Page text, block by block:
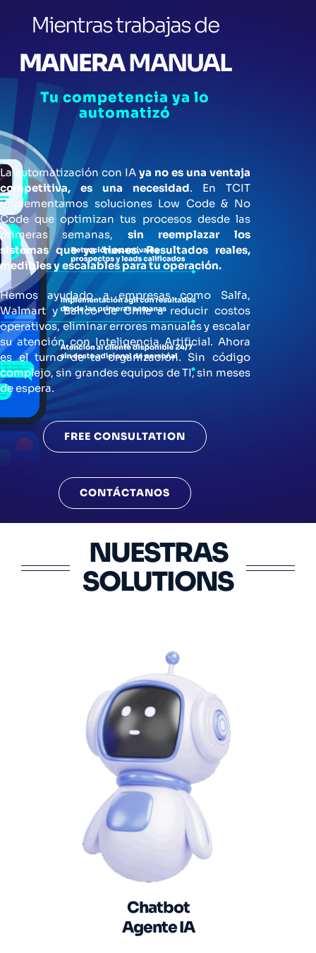
content
Mientras trabajas de
MANERAMANUAL
Tu competencia ya lo
automatizó
La automatización con IA ya no es una ventaja
competitiva, es una necesidad. En TCIT
implementamos soluciones Low Code & No
Code que optimizan tus procesos desde las
primeras semanas, sin reemplazar los
sistemas que ya tienes. Resultados reales,
medibles y escalables para tu operación.
Hemos ayudado a empresas como Salfa,
Walmart y Banco de Chile a reducir costos
operativos, eliminar errores manuales y escalar
su atención con Inteligencia Artificial. Ahora
es el turno de tu organización. Sin código
complejo, sin grandes equipos de TI, sin meses
de espera.
FREE CONSULTATION
CONTÁCTANOS
NUESTRAS
SOLUTIONS
Chatbot
Agente IA